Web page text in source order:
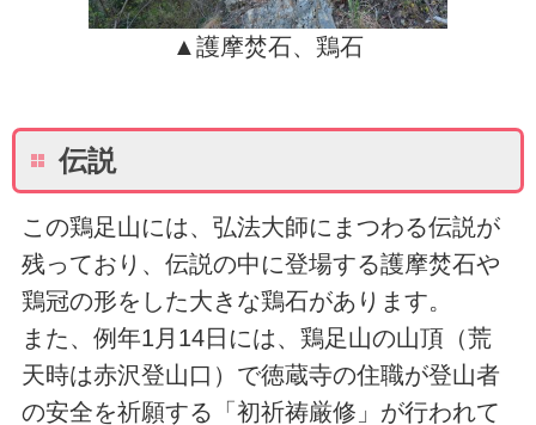
▲護摩焚石、鶏石
伝説
この鶏足山には、弘法大師にまつわる伝説が
残っており、伝説の中に登場する護摩焚石や
鶏冠の形をした大きな鶏石があります。
また、例年1月14日には、鶏足山の山頂（荒
天時は赤沢登山口）で徳蔵寺の住職が登山者
の安全を祈願する「初祈祷厳修」が行われて